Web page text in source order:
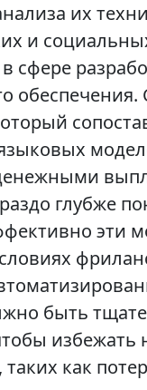
их
и
сфере
обеспечения.
глубже
эти
быть
избежать
как